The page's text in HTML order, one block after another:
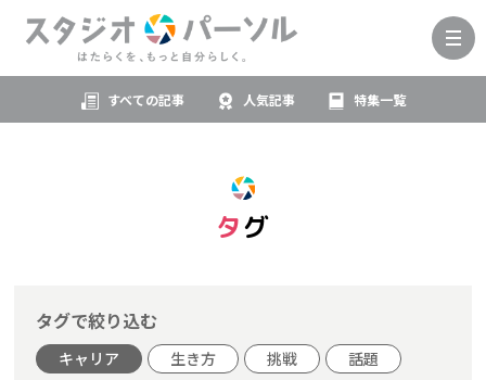
すべての記事 人気記事 特集一覧
タグ
タグで絞り込む
キャリア 生き方 挑戦
話題